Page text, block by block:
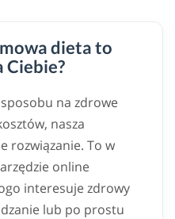
dieta to
Ciebie?
na zdrowe
nasza
rozwiązanie. To w
online
interesuje zdrowy
lub po prostu